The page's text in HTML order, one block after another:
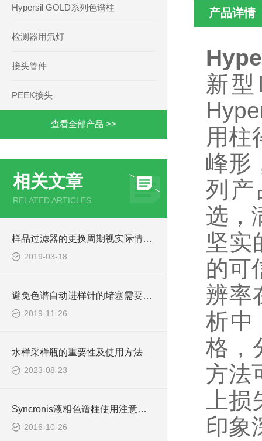
Hypersil GOLD系列色谱柱
检测器用氘灯
接头管件
PEEK接头
查看全部产品 >>
相关文章
RELATED ARTICLES
样品过滤器的更换周期视实际情况而定
2019-03-18
避免色谱自动进样针的堵塞需要注意什么呢
2019-11-26
水样采样瓶的重要性及使用方法
2023-08-23
Syncronis液相色谱柱使用注意事项
2016-10-26
产品详情
新
用柱
峰形
列
选，
坚实
的可
辨率
析中
格，
方法
上
印象